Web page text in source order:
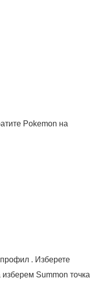
Pokemon на
. Изберете
Summon точка